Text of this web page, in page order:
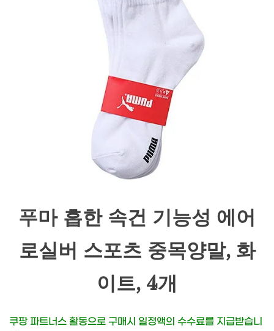
푸마 흡한 속건 기능성 에어
로실버 스포츠 중목양말, 화
이트, 4개
쿠팡 파트너스 활동으로 구매시 일정액의 수수료를 지급받습니